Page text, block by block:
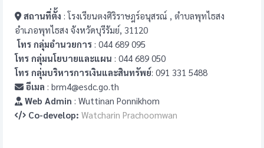
สถานที่ตั้ง : โรงเรียนตงศิริราษฎร์อนุสรณ์ , ตำบลพุทไธสง
อำเภอพุทไธสง จังหวัดบุรีรัมย์, 31120
โทร กลุ่มอำนวยการ : 044 689 095
โทร กลุ่มนโยบายและแผน : 044 689 050
โทร กลุ่มบริหารการเงินและสินทรัพย์: 091 331 5488
อีเมล : brm4@esdc.go.th
Web Admin : Wuttinan Ponnikhom
Co-develop: Watcharin Prachoomwan